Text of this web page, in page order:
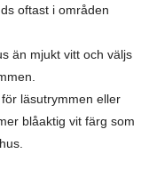
oftast i områden
än mjukt vitt och väljs
läsutrymmen eller
blåaktig vit färg som